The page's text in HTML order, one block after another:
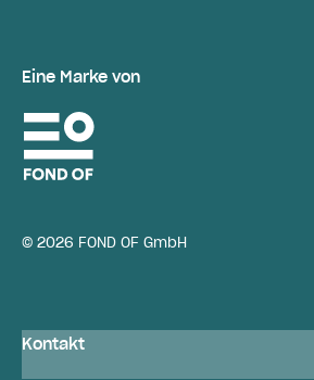
Eine Marke von
© 2026 FOND OF GmbH
Kontakt